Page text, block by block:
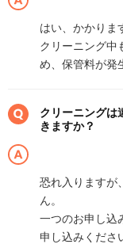
はい、かかりま
クリーニング中
め、保管料が発
クリーニングは
きますか？
恐れ入りますが
ん。
一つのお申し込
申し込みくださ